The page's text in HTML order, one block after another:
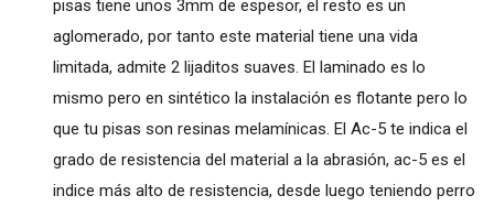
pisas tiene unos 3mm de espesor, el resto es un
aglomerado, por tanto este material tiene una vida
limitada, admite 2 lijaditos suaves. El laminado es lo
mismo pero en sintético la instalación es flotante pero lo
que tu pisas son resinas melamínicas. El Ac-5 te indica el
grado de resistencia del material a la abrasión, ac-5 es el
indice más alto de resistencia, desde luego teniendo perro